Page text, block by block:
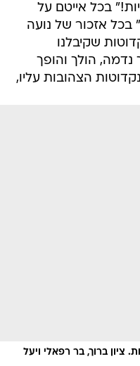
בכל אייטם על
בכל אזכור של נועה
שקיבלנו
נדמה, הולך והופך
הצהובות עליו,
ציון ברוך, בר רפאלי ויעל